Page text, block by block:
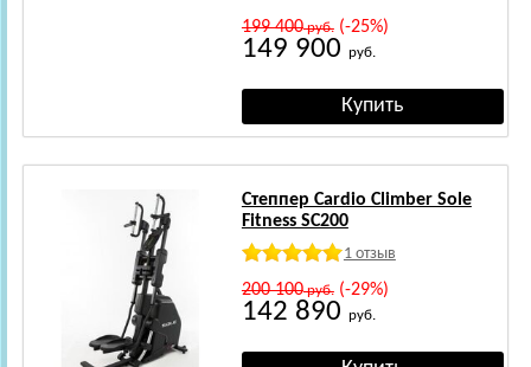
199 400руб.(-25%)
149 900 руб.
Степпер Cardio Climber Sole
Fitness SC200
1 отзыв
200 100руб.(-29%)
142 890 руб.